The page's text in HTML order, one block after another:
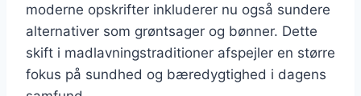
moderne opskrifter inkluderer nu også sundere
alternativer som grøntsager og bønner. Dette
skift i madlavningstraditioner afspejler en større
fokus på sundhed og bæredygtighed i dagens